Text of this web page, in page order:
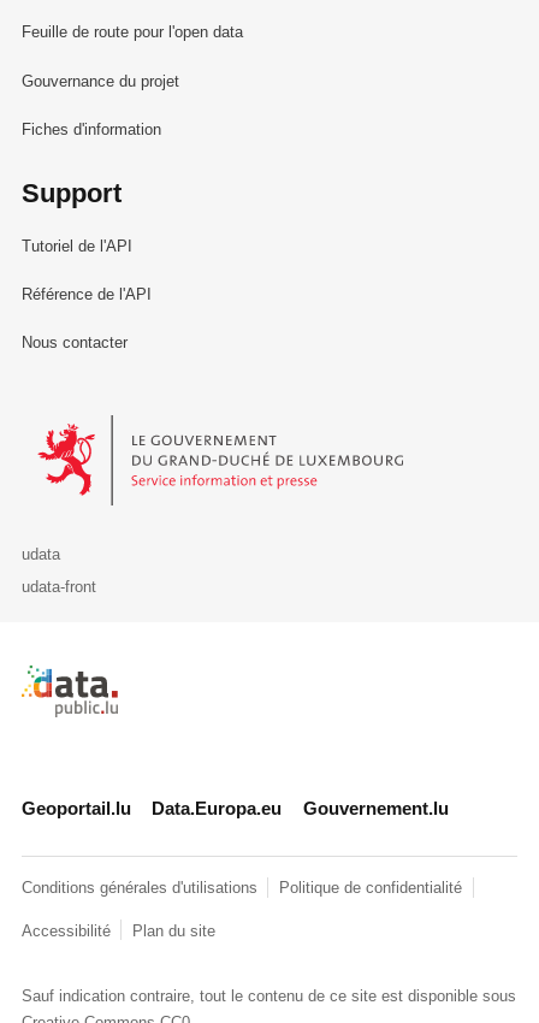
Feuille de route pour l'open data
Gouvernance du projet
Fiches d'information
Support
Tutoriel de l'API
Référence de l'API
Nous contacter
Le Gouvernement du Grand-Duché de Luxembourg - Service
udata
udata-front
Retour à l'accueil de data.public.lu
Geoportail.lu Data.Europa.eu Gouvernement.lu
Conditions générales d'utilisations Politique de confidentialité
Accessibilité Plan du site
Sauf indication contraire, tout le contenu de ce site est disponible sous